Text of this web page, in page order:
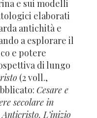
e sui modelli
elaborati
antichità e
a esplorare il
e potere
di lungo
(2 voll.,
Cesare e
secolare in
Anticristo. L’inizio